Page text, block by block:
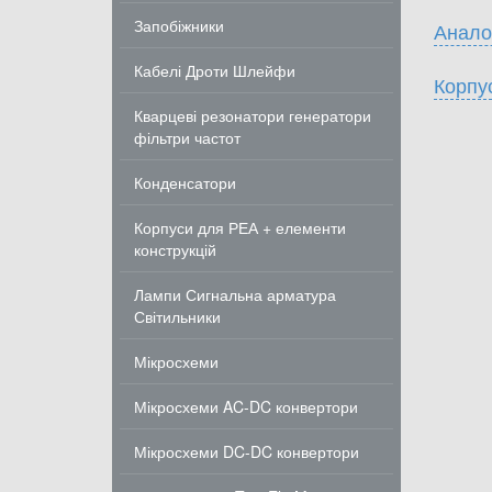
Запобіжники
Кабелі Дроти Шлейфи
Кварцеві резонатори генератори
фільтри частот
Конденсатори
Корпуси для РЕА + елементи
конструкцій
Лампи Сигнальна арматура
Світильники
Мікросхеми
Мікросхеми AC-DC конвертори
Мікросхеми DC-DC конвертори